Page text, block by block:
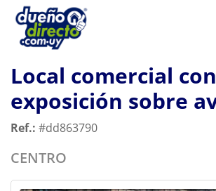
Local comercial
exposición sobre
Ref.: #dd863790
CENTRO